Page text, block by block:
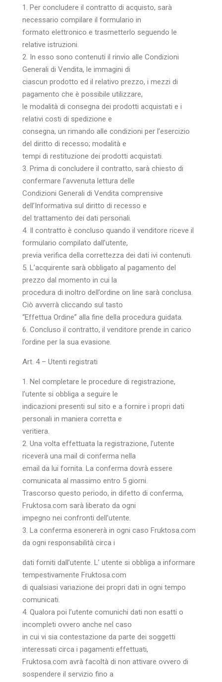
1. Per concludere il contratto di acquisto, sarà
necessario compilare il formulario in
formato elettronico e trasmetterlo seguendo le
relative istruzioni.
2. In esso sono contenuti il rinvio alle Condizioni
Generali di Vendita, le immagini di
ciascun prodotto ed il relativo prezzo, i mezzi di
pagamento che è possibile utilizzare,
le modalità di consegna dei prodotti acquistati e i
relativi costi di spedizione e
consegna, un rimando alle condizioni per l’esercizio
del diritto di recesso; modalità e
tempi di restituzione dei prodotti acquistati.
3. Prima di concludere il contratto, sarà chiesto di
confermare l’avvenuta lettura delle
Condizioni Generali di Vendita comprensive
dell’Informativa sul diritto di recesso e
del trattamento dei dati personali.
4. Il contratto è concluso quando il venditore riceve il
formulario compilato dall’utente,
previa verifica della correttezza dei dati ivi contenuti.
5. L’acquirente sarà obbligato al pagamento del
prezzo dal momento in cui la
procedura di inoltro dell’ordine on line sarà conclusa.
Ciò avverrà cliccando sul tasto
“Effettua Ordine” alla fine della procedura guidata.
6. Concluso il contratto, il venditore prende in carico
l’ordine per la sua evasione.
Art. 4 – Utenti registrati
1. Nel completare le procedure di registrazione,
l’utente si obbliga a seguire le
indicazioni presenti sul sito e a fornire i propri dati
personali in maniera corretta e
veritiera.
2. Una volta effettuata la registrazione, l’utente
riceverà una mail di conferma nella
email da lui fornita. La conferma dovrà essere
comunicata al massimo entro 5 giorni.
Trascorso questo periodo, in difetto di conferma,
Fruktosa.com sarà liberato da ogni
impegno nei confronti dell’utente.
3. La conferma esonererà in ogni caso Fruktosa.com
da ogni responsabilità circa i
dati forniti dall’utente. L’ utente si obbliga a informare
tempestivamente Fruktosa.com
di qualsiasi variazione dei propri dati in ogni tempo
comunicati.
4. Qualora poi l’utente comunichi dati non esatti o
incompleti ovvero anche nel caso
in cui vi sia contestazione da parte dei soggetti
interessati circa i pagamenti effettuati,
Fruktosa.com avrà facoltà di non attivare ovvero di
sospendere il servizio fino a